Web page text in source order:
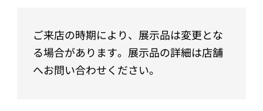
ご来店の時期により、展示品は変更とな
る場合があります。展示品の詳細は店舗
へお問い合わせください。